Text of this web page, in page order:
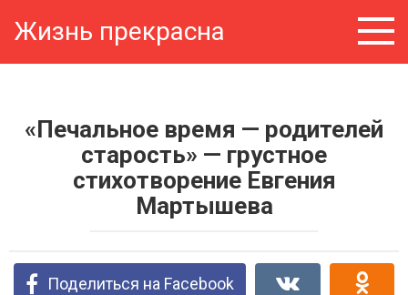
Жизнь прекрасна
«Печальное время — родителей
старость» — грустное
стихотворение Евгения
Мартышева
Поделиться на Facebook